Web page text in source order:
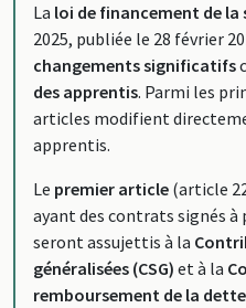
La loi de financement de la
2025, publiée le 28 février
changements significatifs
des apprentis. Parmi les
articles modifient
apprentis.
Le premier article (article
ayant des contrats signés à
seront assujettis à la
généralisées (CSG) et à la
remboursement de la dette